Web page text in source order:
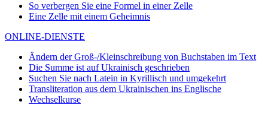
So verbergen Sie eine Formel in einer Zelle
Eine Zelle mit einem Geheimnis
ONLINE-DIENSTE
Ändern der Groß-/Kleinschreibung von Buchstaben im Text
Die Summe ist auf Ukrainisch geschrieben
Suchen Sie nach Latein in Kyrillisch und umgekehrt
Transliteration aus dem Ukrainischen ins Englische
Wechselkurse